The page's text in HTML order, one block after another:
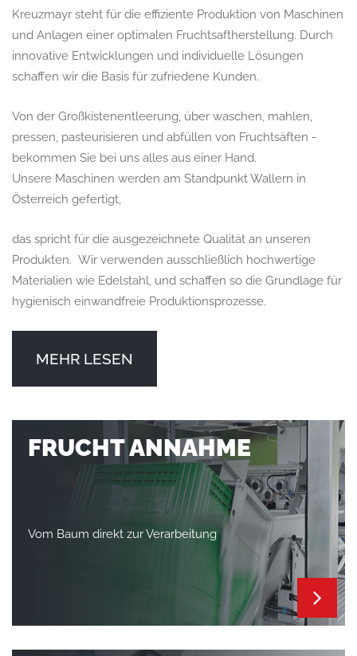
Kreuzmayr steht für die effiziente Produktion von Maschinen
und Anlagen einer optimalen Fruchtsaftherstellung. Durch
innovative Entwicklungen und individuelle Lösungen
schaffen wir die Basis für zufriedene Kunden.
Von der Großkistenentleerung, über waschen, mahlen,
pressen, pasteurisieren und abfüllen von Fruchtsäften -
bekommen Sie bei uns alles aus einer Hand.
Unsere Maschinen werden am Standpunkt Wallern in
Österreich gefertigt,
das spricht für die ausgezeichnete Qualität an unseren
Produkten. Wir verwenden ausschließlich hochwertige
Materialien wie Edelstahl, und schaffen so die Grundlage für
hygienisch einwandfreie Produktionsprozesse.
MEHR LESEN
FRUCHT ANNAHME
Vom Baum direkt zur Verarbeitung